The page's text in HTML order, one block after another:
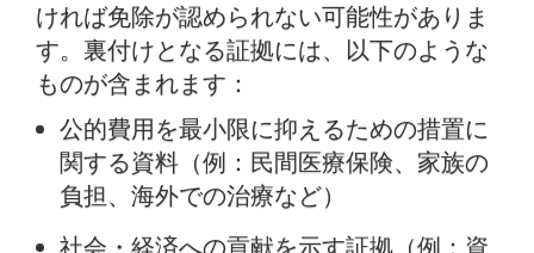
ければ免除が認められない可能性がありま
す。裏付けとなる証拠には、以下のような
ものが含まれます：
公的費用を最小限に抑えるための措置に
関する資料（例：民間医療保険、家族の
負担、海外での治療など）
社会・経済への貢献を示す証拠（例：資